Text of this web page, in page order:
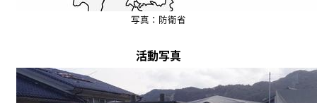
写真：防衛省
活動写真